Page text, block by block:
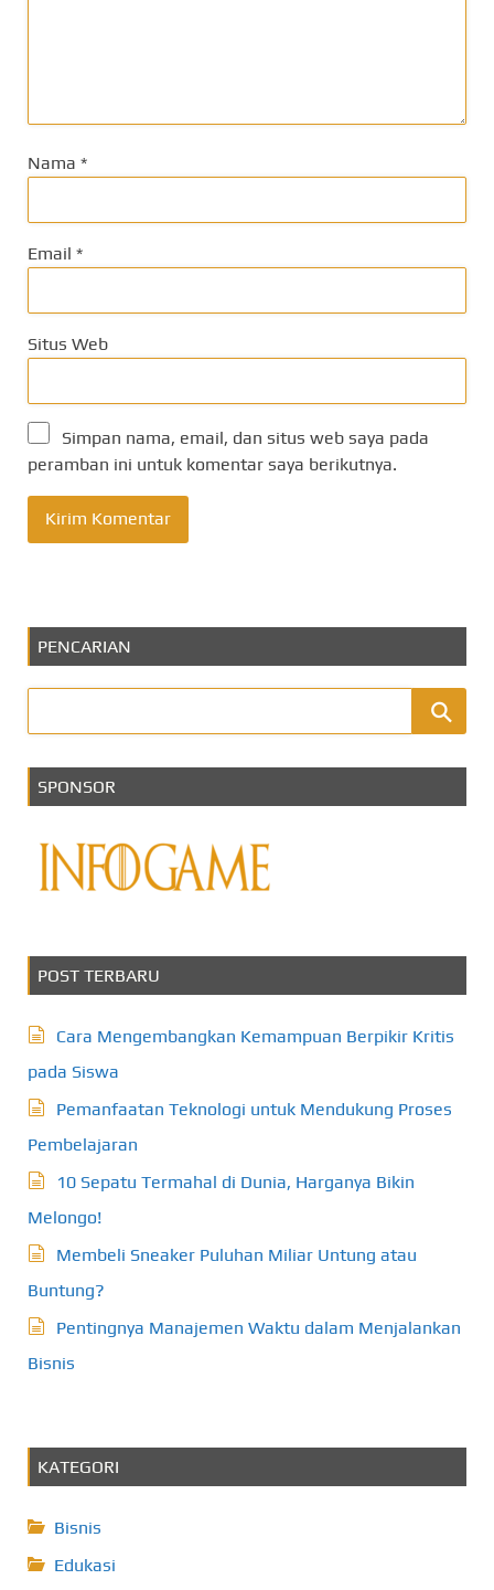
Nama *
Email *
Situs Web
Simpan nama, email, dan situs web saya pada
peramban ini untuk komentar saya berikutnya.
PENCARIAN
SPONSOR
POST TERBARU
Cara Mengembangkan Kemampuan Berpikir Kritis
pada Siswa
Pemanfaatan Teknologi untuk Mendukung Proses
Pembelajaran
10 Sepatu Termahal di Dunia, Harganya Bikin
Melongo!
Membeli Sneaker Puluhan Miliar Untung atau
Buntung?
Pentingnya Manajemen Waktu dalam Menjalankan
Bisnis
KATEGORI
Bisnis
Edukasi